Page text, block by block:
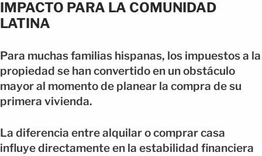
IMPACTO PARA LA COMUNIDAD
LATINA
Para muchas familias hispanas, los impuestos a la
propiedad se han convertido en un obstáculo
mayor al momento de planear la compra de su
primera vivienda.
La diferencia entre alquilar o comprar casa
influye directamente en la estabilidad financiera